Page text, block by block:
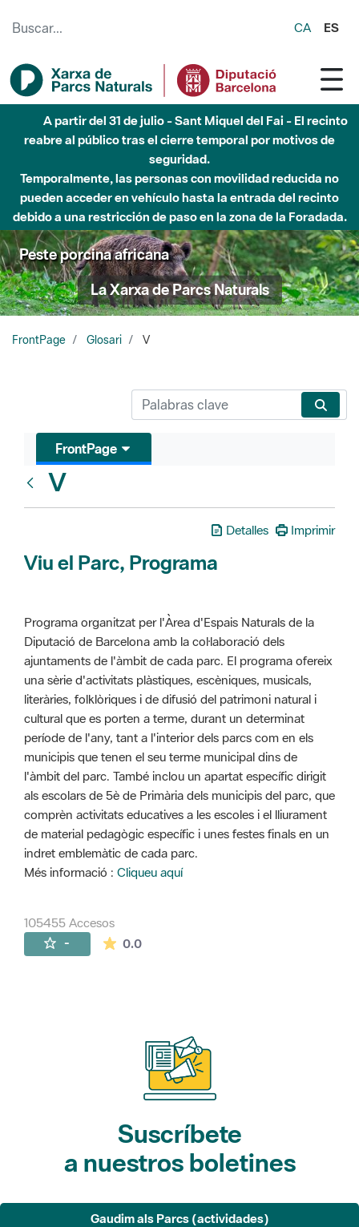
CA ES
A partir del 31 de julio - Sant Miquel del Fai - El recinto
reabre al público tras el cierre temporal por motivos de
seguridad.
Temporalmente, las personas con movilidad reducida no
pueden acceder en vehículo hasta la entrada del recinto
debido a una restricción de paso en la zona de la Foradada.
Peste porcina africana
La Xarxa de Parcs Naturals
FrontPage Glosari V
FrontPage
V
Detalles Imprimir
Viu el Parc, Programa
Programa organitzat per l'Àrea d'Espais Naturals de la
Diputació de Barcelona amb la col·laboració dels
ajuntaments de l'àmbit de cada parc. El programa ofereix
una sèrie d'activitats plàstiques, escèniques, musicals,
literàries, folklòriques i de difusió del patrimoni natural i
cultural que es porten a terme, durant un determinat
període de l'any, tant a l'interior dels parcs com en els
municipis que tenen el seu terme municipal dins de
l'àmbit del parc. També inclou un apartat específic dirigit
als escolars de 5è de Primària dels municipis del parc, que
comprèn activitats educatives a les escoles i el lliurament
de material pedagògic específic i unes festes finals en un
indret emblemàtic de cada parc.
Més informació : Cliqueu aquí
105455 Accesos
- 0.0La valoración media es de 0 estrellas de
Suscríbete
a nuestros boletines
Gaudim als Parcs (actividades)